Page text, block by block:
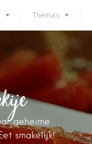
Thema’s
geheime
smakelijk!